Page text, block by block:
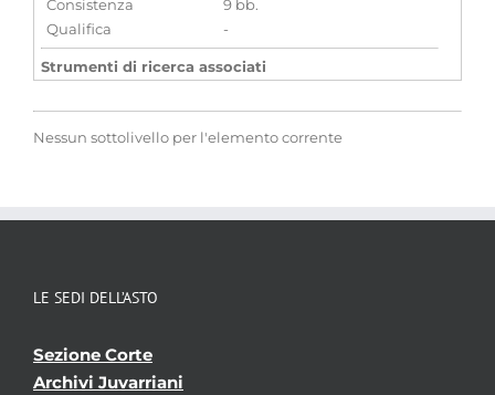
Consistenza
9 bb.
Qualifica
-
Strumenti di ricerca associati
Nessun sottolivello per l'elemento corrente
LE SEDI DELL’ASTO
Sezione Corte
Archivi Juvarriani